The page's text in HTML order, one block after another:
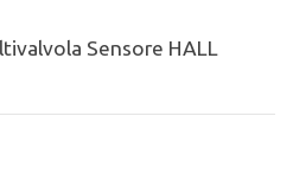
Sensore HALL